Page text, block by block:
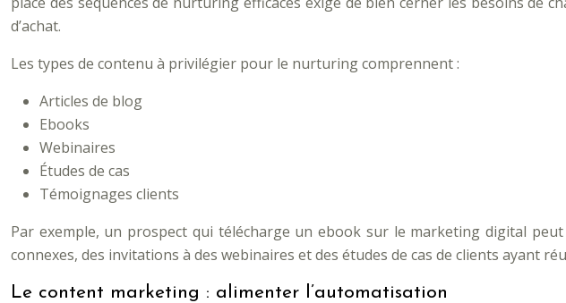
d’achat.
Les types de contenu à privilégier pour le nurturing comprennent :
Articles de blog
Ebooks
Webinaires
Études de cas
Témoignages clients
Par exemple, un prospect qui télécharge un ebook sur le marketing digital
connexes, des invitations à des webinaires et des études de cas de clients ayant
Le content marketing : alimenter l’automatisation